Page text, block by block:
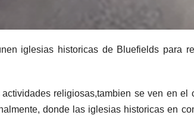
iglesias historicas de Bluefields para
religiosas,tambien se ven en el
donde las iglesias historicas en